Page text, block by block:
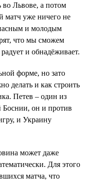
во Львове, а потом
матч уже ничего не
и молодым
что мы сможем
и обнадёживает.
форме, но зато
делать и как строить
Петев – один из
Боснии, он и против
и Украину
может даже
Для этого
матча, что